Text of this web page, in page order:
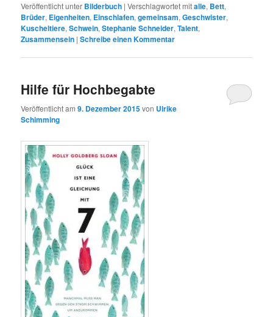
Veröffentlicht unter Bilderbuch |Verschlagwortet mitalle, Bett,
Brüder, Eigenheiten, Einschlafen,gemeinsam,Geschwister,
Kuscheltiere,Schwein,Stephanie Schneider,Talent,
Zusammensein |Schreibe einen Kommentar
Hilfe für Hochbegabte
Veröffentlicht am9. Dezember 2015von Ulrike
Schimming